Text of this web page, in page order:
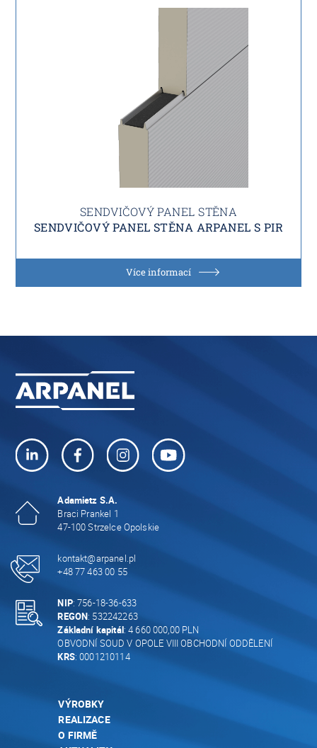
SENDVIČOVÝ PANEL STĚNA
SENDVIČOVÝ PANEL STĚNA ARPANEL S PIR
Více informací
Adamietz S.A.
Braci Prankel 1
47-100 Strzelce Opolskie
kontakt@arpanel.pl
+48 77 463 00 55
NIP: 756-18-36-633
REGON: 532242263
Základní kapitál: 4 660 000,00 PLN
OBVODNÍ SOUD V OPOLE VIII OBCHODNÍ ODDĚLENÍ
KRS: 0001210114
VÝROBKY
REALIZACE
O FIRMĚ